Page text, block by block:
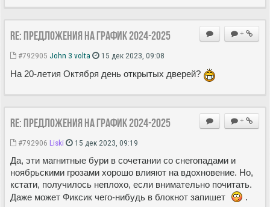
+
Re: Предложения на график 2024-2025
#792905 John 3 volta 15 дек 2023, 09:08
На 20-летия Октября день открытых дверей?
+
Re: Предложения на график 2024-2025
#792906 Liski 15 дек 2023, 09:19
Да, эти магнитные бури в сочетании со снегопадами и
ноябрьскими грозами хорошо влияют на вдохновение. Но,
кстати, получилось неплохо, если внимательно почитать.
Даже может Фиксик чего-нибудь в блокнот запишет
.